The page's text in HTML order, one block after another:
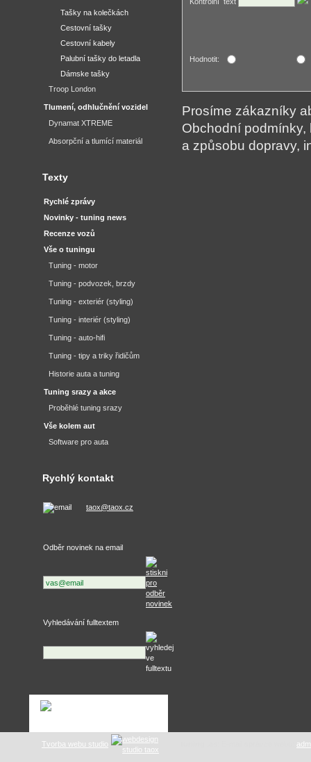
Hodnotit:
Prosíme zákazníky
Obchodní
a způsobu dopravy,
Tašky na kolečkách
Cestovní tašky
Cestovní kabely
Palubní tašky do letadla
Dámske tašky
Troop London
Tlumení, odhlučnění vozidel
Dynamat XTREME
Absorpční a tlumící materiál
Texty
Rychlé zprávy
Novinky - tuning news
Recenze vozů
Vše o tuningu
Tuning - motor
Tuning - podvozek, brzdy
Tuning - exteriér (styling)
Tuning - interiér (styling)
Tuning - auto-hifi
Tuning - tipy a triky řidičům
Historie auta a tuning
Tuning srazy a akce
Proběhlé tuning srazy
Vše kolem aut
Software pro auta
Rychlý kontakt
taox@taox.cz
Odběr novinek na email
Vyhledávání fulltextem
Tvorba webu studio